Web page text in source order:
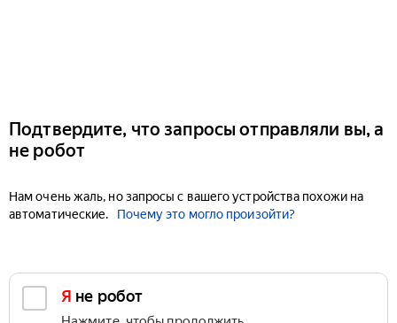
Подтвердите, что запросы отправляли вы, а
не робот
Нам очень жаль, но запросы с вашего устройства похожи на
автоматические.
Почему это могло произойти?
Я не робот